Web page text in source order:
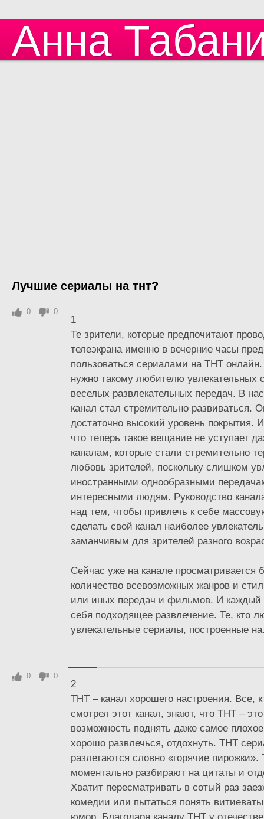
Анна
Лучшие сериалы на тнт?
1
Те зрители, которые предпочитают
телеэкрана именно в вечерние часы
пользоваться сериалами на ТНТ онлайн.
нужно такому любителю увлекательных
веселых развлекательных передач. В
канал стал стремительно развиваться.
достаточно высокий уровень покрытия.
что теперь такое вещание не уступает
каналам, которые стали стремительно
любовь зрителей, поскольку слишком
иностранными однообразными
интересными людям. Руководство
над тем, чтобы привлечь к себе
сделать свой канал наиболее
заманчивым для зрителей разного
Сейчас уже на канале просматривается
количество всевозможных жанров и
или иных передач и фильмов. И каждый
себя подходящее развлечение. Те, кто
увлекательные сериалы, построенные
0 0
2
ТНТ – канал хорошего настроения. Все,
смотрел этот канал, знают, что ТНТ –
возможность поднять даже самое
хорошо развлечься, отдохнуть. ТНТ
разлетаются словно «горячие пирожки».
моментально разбирают на цитаты и
Хватит пересматривать в сотый раз
комедии или пытаться понять
юмор. Благодаря каналу ТНТ у
0 0